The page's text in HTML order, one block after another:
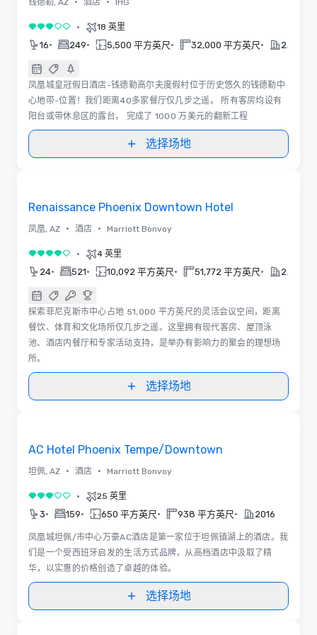
3/5 • 18 英里
16• 249• 5,500 平方英尺• 32,000 平方英尺•
凤凰城皇冠假日酒店-钱德勒高尔夫度假村位于历史悠久的钱德勒中
心地带-位置！我们距离40多家餐厅仅几步之遥。 所有客房均设有
阳台或带休息区的露台。 完成了 1000 万美元的翻新工程
选择场地
Renaissance Phoenix Downtown Hotel
凤凰, AZ • 酒店 • Marriott Bonvoy
4/5 • 4 英里
24• 521• 10,092 平方英尺• 51,772 平方英尺•
探索菲尼克斯市中心占地 51,000 平方英尺的灵活会议空间，距离
餐饮、体育和文化场所仅几步之遥。这里拥有现代客房、屋顶泳
池、酒店内餐厅和专家活动支持，是举办有影响力的聚会的理想场
所。
选择场地
AC Hotel Phoenix Tempe/Downtown
坦佩, AZ • 酒店 • Marriott Bonvoy
3/5 • 25 英里
3• 159• 650 平方英尺• 938 平方英尺• 2016
凤凰城坦佩/市中心万豪AC酒店是第一家位于坦佩镇湖上的酒店。我
们是一个受西班牙启发的生活方式品牌，从高档酒店中汲取了精
华，以实惠的价格创造了卓越的体验。
选择场地